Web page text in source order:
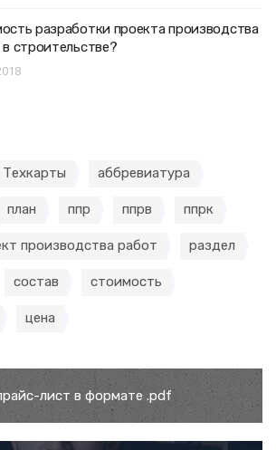
разработки проекта производства
строительстве?
Техкарты аббревиатура
план ппр ппрв ппрк
производства работ раздел
состав стоимость
цена
лист в формате .pdf